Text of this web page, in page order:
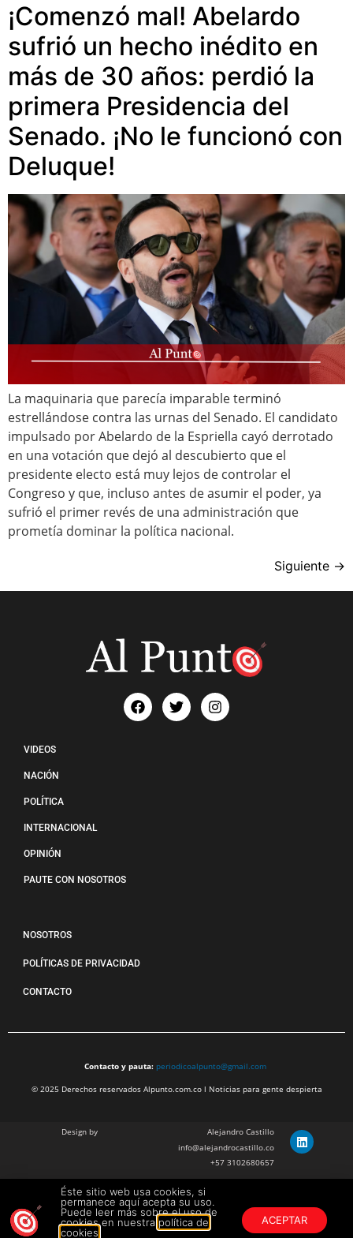
¡Comenzó mal! Abelardo
sufrió un hecho inédito en
más de 30 años: perdió la
primera Presidencia del
Senado. ¡No le funcionó con
Deluque!
La maquinaria que parecía imparable terminó
estrellándose contra las urnas del Senado. El candidato
impulsado por Abelardo de la Espriella cayó derrotado
en una votación que dejó al descubierto que el
presidente electo está muy lejos de controlar el
Congreso y que, incluso antes de asumir el poder, ya
sufrió el primer revés de una administración que
prometía dominar la política nacional.
Siguiente →
VIDEOS
NACIÓN
POLÍTICA
INTERNACIONAL
OPINIÓN
PAUTE CON NOSOTROS
NOSOTROS
POLÍTICAS DE PRIVACIDAD
CONTACTO
Contacto y pauta: periodicoalpunto@gmail.com
© 2025 Derechos reservados Alpunto.com.co l Noticias para gente despierta
Design by
Alejandro Castillo
info@alejandrocastillo.co
+57 3102680657
Julian Barragan Verano
julbarg@gmail.com
+57 312 308 9218
Éste sitio web usa cookies, si
permanece aquí acepta su uso.
Puede leer más sobre el uso de
cookies en nuestra política de
cookies
ACEPTAR